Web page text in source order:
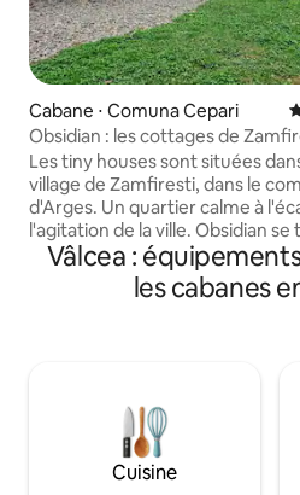
Cabane ⋅ Comuna Cepari
Obsidian : les cottages de
Les tiny houses sont situées
village de Zamfiresti, dans le
d'Arges. Un quartier calme à l'écart de
l'agitation de la ville. Obsidian se trouve
sur un terrain clôturé de 5000
carrés avec de la verdure : -
entièrement équipée -
- emplacement aménagé pour
camp young-livada avec plus de
de compagnie et les acceptons
Vâlcea :
les cabanes
Cuisine